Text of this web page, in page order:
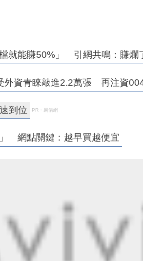
就能賺50%」 引網共鳴：賺爛
外資青睞敲進2.2萬張 再注資
到位 PR・易借網
網點關鍵：越早買越便宜